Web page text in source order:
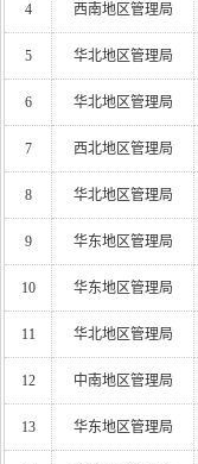
4 西南地区管理局
5 华北地区管理局
6 华北地区管理局
7 西北地区管理局
8 华北地区管理局
9 华东地区管理局
10 华东地区管理局
11 华北地区管理局
12 中南地区管理局
13 华东地区管理局